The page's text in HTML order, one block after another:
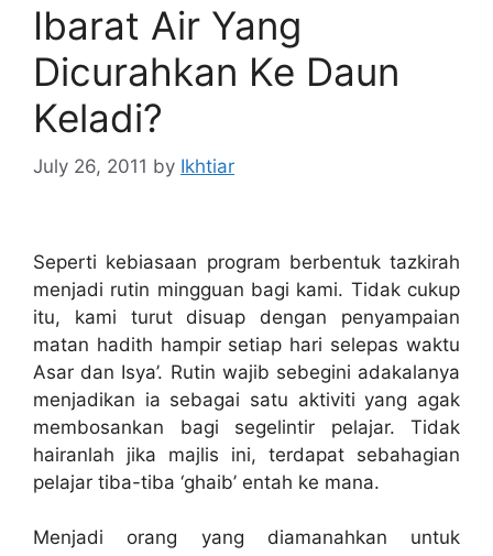
Ibarat Air Yang
Dicurahkan Ke Daun
Keladi?
July 26, 2011 by Ikhtiar
Seperti kebiasaan program berbentuk tazkirah
menjadi rutin mingguan bagi kami. Tidak cukup
itu, kami turut disuap dengan penyampaian
matan hadith hampir setiap hari selepas waktu
Asar dan Isya’. Rutin wajib sebegini adakalanya
menjadikan ia sebagai satu aktiviti yang agak
membosankan bagi segelintir pelajar. Tidak
hairanlah jika majlis ini, terdapat sebahagian
pelajar tiba-tiba ‘ghaib’ entah ke mana.
Menjadi orang yang diamanahkan untuk